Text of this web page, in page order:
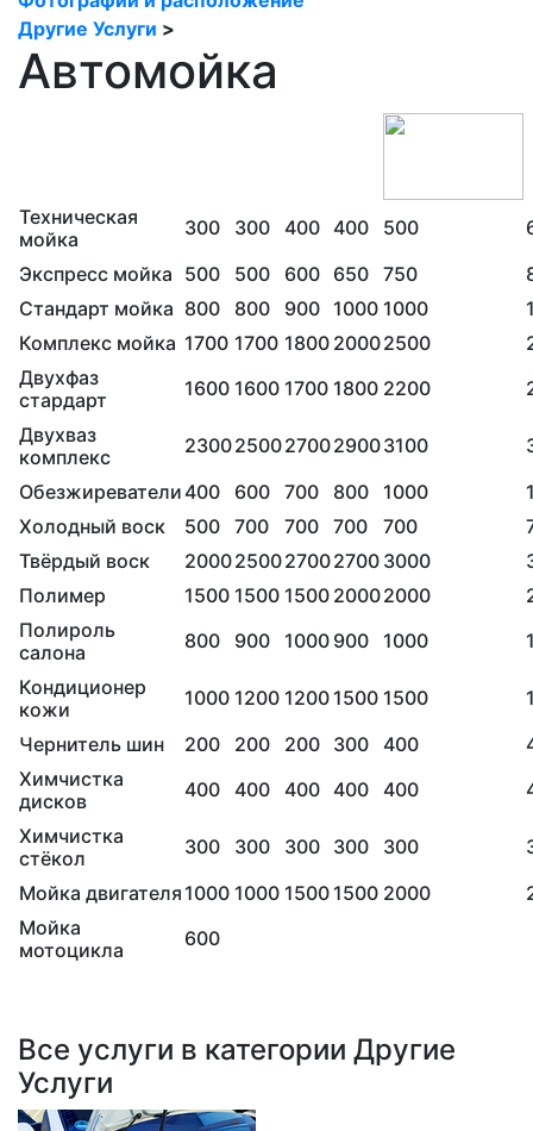
Другие Услуги >
Автомойка
Техническая
мойка
300 300 400 400 500
Экспресс мойка 500 500 600 650 750
Стандарт мойка 800 800 900 1000 1000
Комплекс мойка 1700 1700 1800 20002500
Двухфаз
стардарт
1600 1600 1700 1800 2200
Двухваз
комплекс
23002500270029003100
Обезжиреватели400 600 700 800 1000
Холодный воск
500 700 700 700 700
Твёрдый воск
2000250027002700 3000
Полимер
1500 1500 1500 20002000
Полироль
салона
800 900 1000 900 1000
Кондиционер
кожи
1000 1200 1200 1500 1500
Чернитель шин
200 200 200 300 400
Химчистка
дисков
400 400 400 400 400
Химчистка
стёкол
300 300 300 300 300
Мойка двигателя 1000 1000 1500 1500 2000
Мойка
мотоцикла
600
Все услуги в категории Другие
Услуги